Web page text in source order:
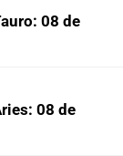
con
por la
Santa Fe
08 de
08 de